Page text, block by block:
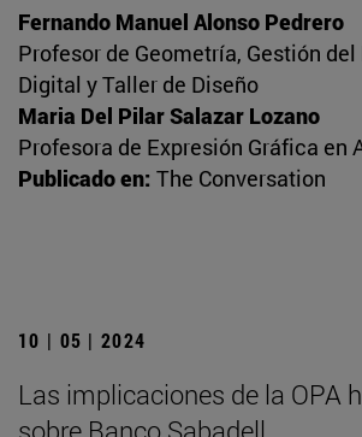
Fernando Manuel Alonso Pedrero
Profesor de Geometría, Gestión
Digital y Taller de Diseño
Maria Del Pilar Salazar Lozano
Profesora de Expresión Gráfica en
Publicado en: The Conversation
10 | 05 | 2024
Las implicaciones de la OPA